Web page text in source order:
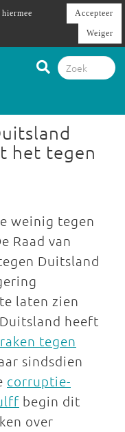
het tegen
weinig tegen
Raad van
Duitsland
laten zien
heeft
tegen
sindsdien
corruptie-
begin dit
over
Accepteer
Weiger